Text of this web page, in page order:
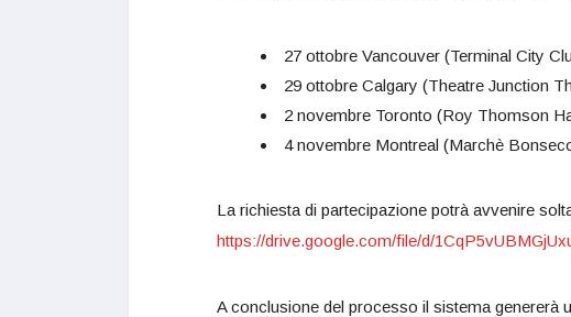
27 ottobre Vancouver (Terminal City
29 ottobre Calgary (Theatre Junction
2 novembre Toronto (Roy Thomson
4 novembre Montreal (Marchè
La richiesta di partecipazione potrà avvenire
https://drive.google.com/file/d/
A conclusione del processo il sistema genererà